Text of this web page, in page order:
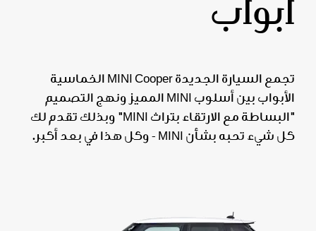
أبواب
تجمع السيارة الجديدة MINI Cooper الخماسية
الأبواب بين أسلوب MINI المميز ونهج التصميم
"البساطة مع الارتقاء بتراث MINI" وبذلك تقدم لك
كل شيء تحبه بشأن MINI - وكل هذا في بعد أكبر.